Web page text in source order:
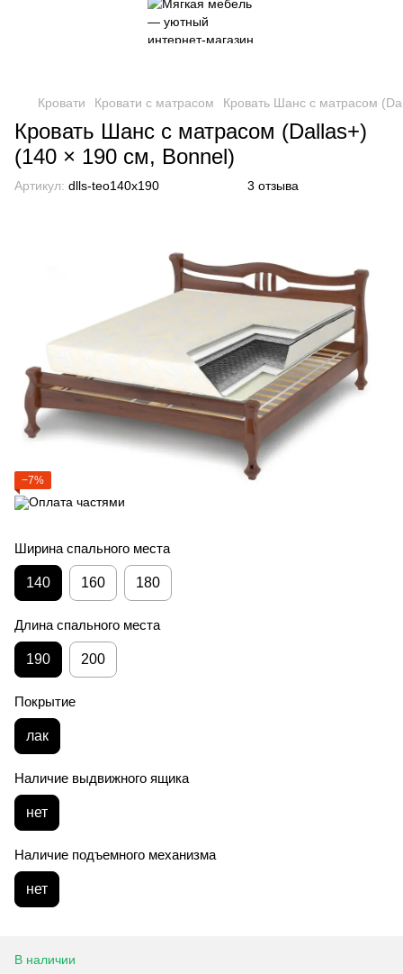
Кровати Кровати с матрасом Кровать Шанс с матрасом
Кровать Шанс с матрасом (Dallas+)
(140 × 190 см, Bonnel)
Артикул: dlls-teo140x190 3 отзыва
−7%
Ширина спального места
140 160 180
Длина спального места
190 200
Покрытие
лак
Наличие выдвижного ящика
нет
Наличие подъемного механизма
нет
В наличии